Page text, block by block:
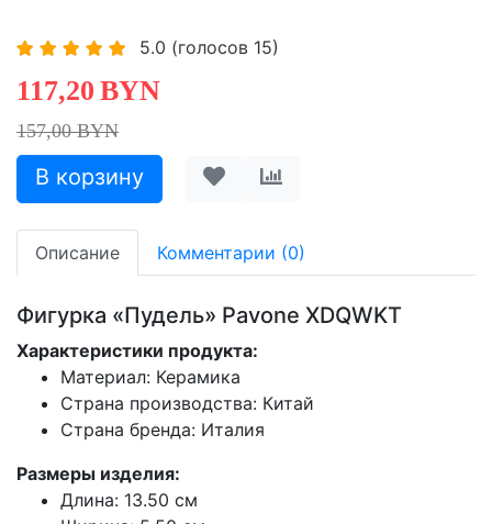
5.0 (голосов 15)
117,20 BYN
157,00 BYN
Описание Комментарии (0)
Фигурка «Пудель» Pavone XDQWKT
Характеристики продукта:
Материал: Керамика
Страна производства: Китай
Страна бренда: Италия
Размеры изделия:
Длина: 13.50 см